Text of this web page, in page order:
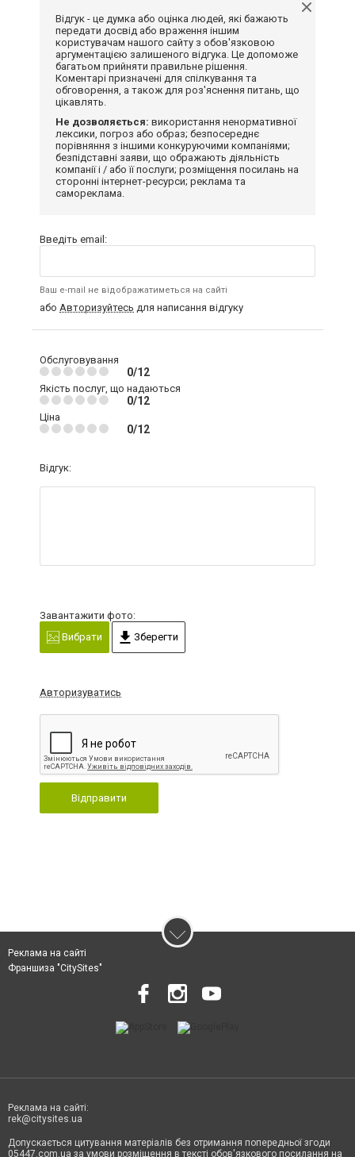
Відгук - це думка або оцінка людей, які бажають
передати досвід або враження іншим
користувачам нашого сайту з обов'язковою
аргументацією залишеного відгука. Це допоможе
багатьом прийняти правильне рішення.
Коментарі призначені для спілкування та
обговорення, а також для роз'яснення питань, що
цікавлять.
Не дозволяється: використання ненормативної
лексики, погроз або образ; безпосереднє
порівняння з іншими конкуруючими компаніями;
безпідставні заяви, що ображають діяльність
компанії і / або її послуги; розміщення посилань на
сторонні інтернет-ресурси; реклама та
самореклама.
Введіть email:
Ваш e-mail не відображатиметься на сайті
або Авторизуйтесь для написання відгуку
Обслуговування
0/12
Якість послуг, що надаються
0/12
Ціна
0/12
Відгук:
Завантажити фото:
Вибрати
Зберегти
Авторизуватись
Відправити
Реклама на сайті
Франшиза "CitySites"
Реклама на сайті:
rek@citysites.ua
Допускається цитування матеріалів без отримання попередньої згоди
05447.com.ua за умови розміщення в тексті обов'язкового посилання на